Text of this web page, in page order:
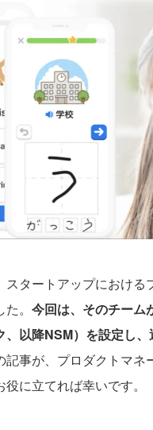
スタートアップにおけ
。 今回は、そのチー
、以降NSM）を設定し
記事が、プロダクトマ
に立てれば幸いです。